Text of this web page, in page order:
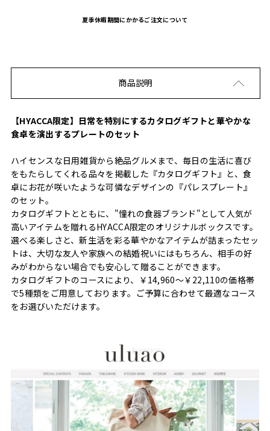
夏季休暇期間にかかるご注文について
商品説明
【HYACCA限定】日常を特別にするカタログギフトと華やかな
食卓を演出するプレートのセット
ハイセンスな日用雑貨から絶品グルメまで、毎日の生活に喜び
をもたらしてくれる品々を掲載した『カタログギフト』と、食
卓にお花が咲いたような可憐なデザインの『パレスプレート』
のセット。
カタログギフトとともに、"憧れの食器ブランド"として人気が
高いアイテムを贈れるHYACCA限定のオリジナルボックスです。
選べる楽しさと、新生活を彩る華やかなアイテムが詰まったセッ
トは、大切な友人や家族への結婚祝いにはもちろん、相手の好
みがわからない場合でも安心して贈ることができます。
カタログギフトのコースにより、￥14,960～￥22,110の価格帯
で5種類をご用意しております。ご予算に合わせて最適なコース
をお選びいただけます。